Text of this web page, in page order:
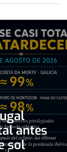
antes
sol